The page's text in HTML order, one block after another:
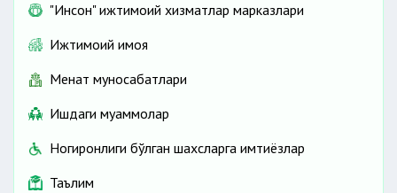
"Инсон" ижтимоий хизматлар марказлари
Ижтимоий ҳимоя
Меҳнат муносабатлари
Ишдаги муаммолар
Ногиронлиги бўлган шахсларга имтиёзлар
Таълим